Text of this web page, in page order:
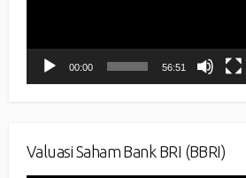
00:00 56:51
Valuasi Saham Bank BRI (BBRI)